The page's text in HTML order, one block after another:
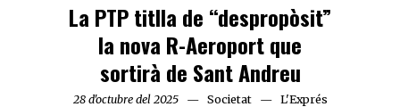
La PTP titlla de “despropòsit”
la nova R-Aeroport que
sortirà de Sant Andreu
28 d'octubre del 2025 Societat
L'Exprés